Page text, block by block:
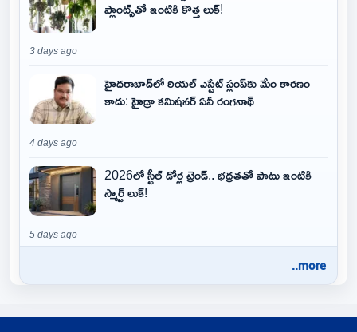
ప్లాంట్స్‌తో ఇంటికి కొత్త లుక్!
3 days ago
హైదరాబాద్‌లో రియల్ ఎస్టేట్ స్లంప్‌కు మేం కారణం
కాదు: హైడ్రా కమిషనర్ ఏవీ రంగనాథ్
4 days ago
2026లో స్టీల్ డోర్ల ట్రెండ్.. భద్రతతో పాటు ఇంటికి
స్మార్ట్ లుక్!
5 days ago
..more